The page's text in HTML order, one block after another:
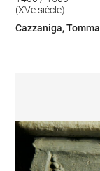
(XVe siècle)